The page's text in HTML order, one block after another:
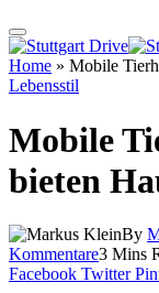
Home » Mobile
Lebensstil
Mobile
bieten
By
Kommentare3 Mins
Facebook Twitter